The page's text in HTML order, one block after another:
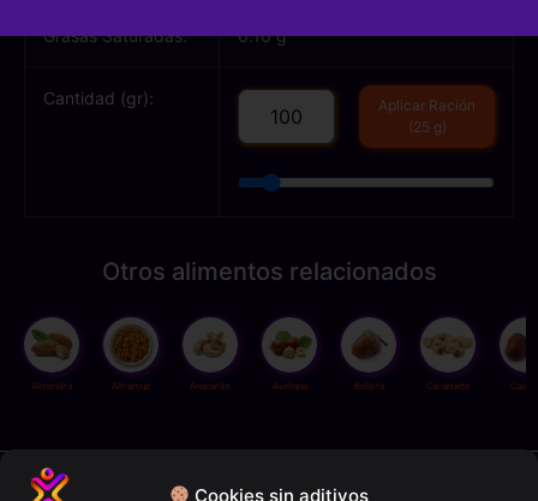
Cookies sin aditivos
Grasas Saturadas: 6.10 g
Cantidad (gr):
Aplicar Ración
(25 g)
Otros alimentos relacionados
Almendra Altramuz Anacardo Avellana Bellota Cacahuete